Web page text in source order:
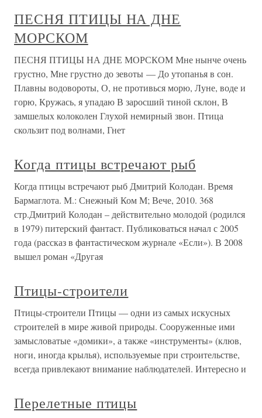
ПЕСНЯ ПТИЦЫ НА ДНЕ
МОРСКОМ
ПЕСНЯ ПТИЦЫ НА ДНЕ МОРСКОМ Мне нынче очень
грустно, Мне грустно до зевоты — До утопанья в сон.
Плавны водовороты, О, не противься морю, Луне, воде и
горю, Кружась, я упадаю В заросший тиной склон, В
замшелых колоколен Глухой немирный звон. Птица
скользит под волнами, Гнет
Когда птицы встречают рыб
Когда птицы встречают рыб Дмитрий Колодан. Время
Бармаглота. М.: Снежный Ком М; Вече, 2010. 368
стр.Дмитрий Колодан – действительно молодой (родился
в 1979) питерский фантаст. Публиковаться начал с 2005
года (рассказ в фантастическом журнале «Если»). В 2008
вышел роман «Другая
Птицы-строители
Птицы-строители Птицы — одни из самых искусных
строителей в мире живой природы. Сооруженные ими
замысловатые «домики», а также «инструменты» (клюв,
ноги, иногда крылья), используемые при строительстве,
всегда привлекают внимание наблюдателей. Интересно и
Перелетные птицы